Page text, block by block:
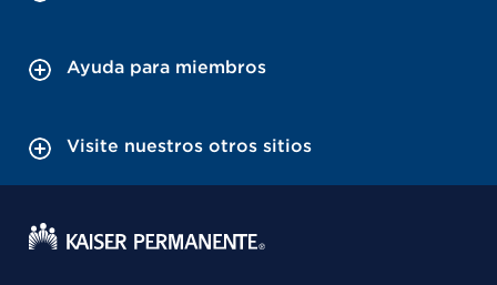
Ayuda para miembros
Visite nuestros otros sitios